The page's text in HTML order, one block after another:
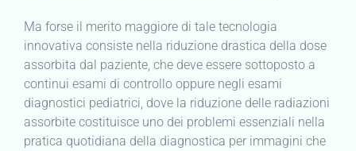
Ma forse il merito maggiore di tale tecnologia
innovativa consiste nella riduzione drastica della dose
assorbita dal paziente, che deve essere sottoposto a
continui esami di controllo oppure negli esami
diagnostici pediatrici, dove la riduzione delle radiazioni
assorbite costituisce uno dei problemi essenziali nella
pratica quotidiana della diagnostica per immagini che